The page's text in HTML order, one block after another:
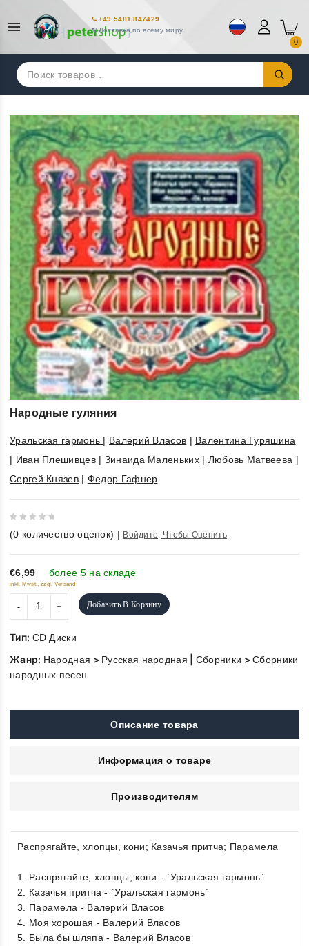
+49 5481 847429
Доставка по всему миру
0
Искать:
Народные гуляния
Уральская гармонь | Валерий Власов | Валентина Гуряшина
| Иван Плешивцев| Зинаида Маленьких| Любовь Матвеева |
Сергей Князев| Федор Гафнер
out
of
5
(0 количество оценок) | Войдите, Чтобы Оценить
€6,99 более 5 на складе
inkl. Mwst., zzgl. Versand
Добавить В Корзину
Тип: CD Диски
Жанр: Народная > Русская народная Сборники >Сборники
народных песен
Описание товара
Информация о товаре
Производителям
Распрягайте, хлопцы, кони; Казачья притча; Парамела
1. Распрягайте, хлопцы, кони - `Уральская гармонь`
2. Казачья притча - `Уральская гармонь`
3. Парамела - Валерий Власов
4. Моя хорошая - Валерий Власов
5. Была бы шляпа - Валерий Власов